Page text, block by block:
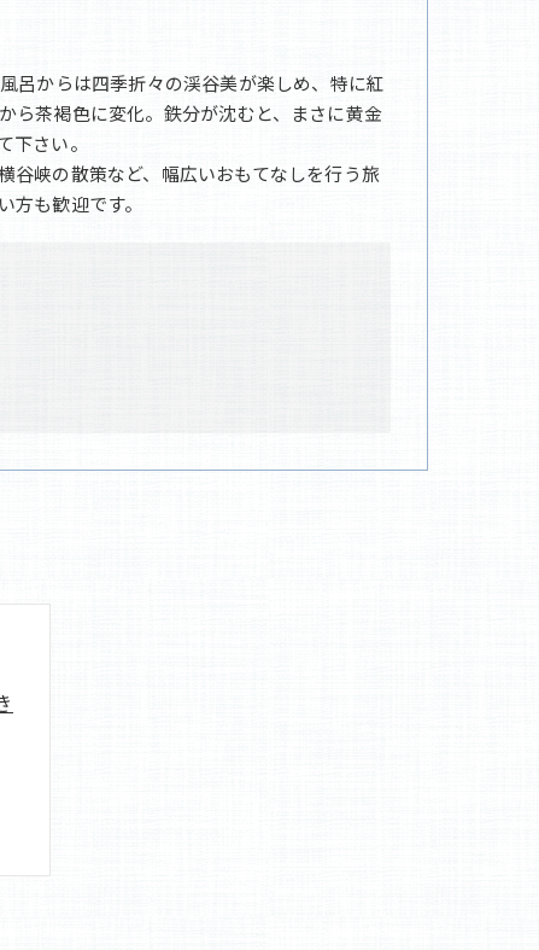
呂からは四季折々の渓谷美が楽しめ、特に紅
ら茶褐色に変化。鉄分が沈むと、まさに黄金
さい。
谷峡の散策など、幅広いおもてなしを行う旅
も歓迎です。